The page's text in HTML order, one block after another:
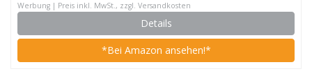
Werbung | Preis inkl. MwSt., zzgl. Versandkosten
Details
*Bei Amazon ansehen!*